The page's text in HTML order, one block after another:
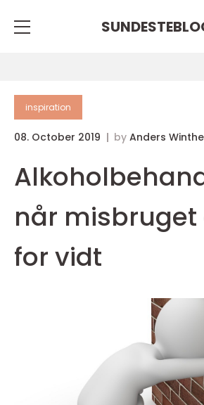
inspiration
08. October 2019 by Anders
når misbruget
for vidt